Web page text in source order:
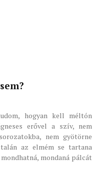
hogyan kell méltón
erővel a szív, nem
nem gyötörne
az elmém se tartana
mondaná pálcát